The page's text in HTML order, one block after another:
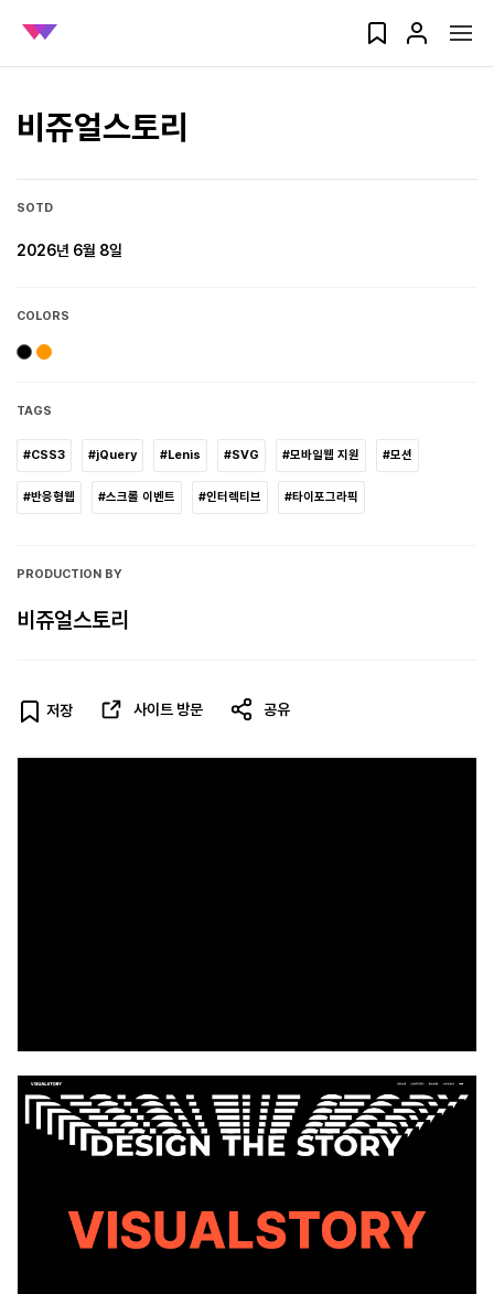
비쥬얼스토리
SOTD
2026년 6월 8일
COLORS
TAGS
#CSS3 #jQuery #Lenis #SVG #모바일웹 지원 #모션
#반응형웹 #스크롤 이벤트 #인터렉티브 #타이포그라픽
PRODUCTION BY
비쥬얼스토리
저장 사이트 방문 공유